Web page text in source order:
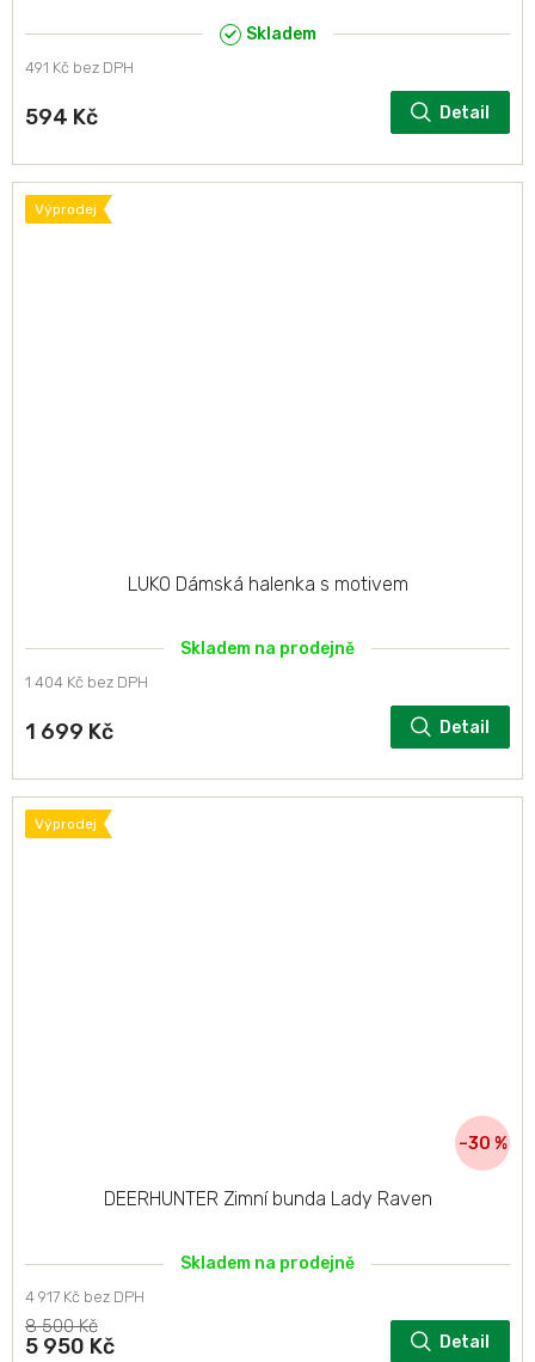
Skladem
491 Kč bez DPH
594 Kč Detail
Výprodej
LUKO Dámská halenka s motivem
Skladem na prodejně
1 404 Kč bez DPH
1 699 Kč Detail
Výprodej
–30 %
DEERHUNTER Zimní bunda Lady Raven
Skladem na prodejně
4 917 Kč bez DPH
8 500 Kč
5 950 Kč Detail